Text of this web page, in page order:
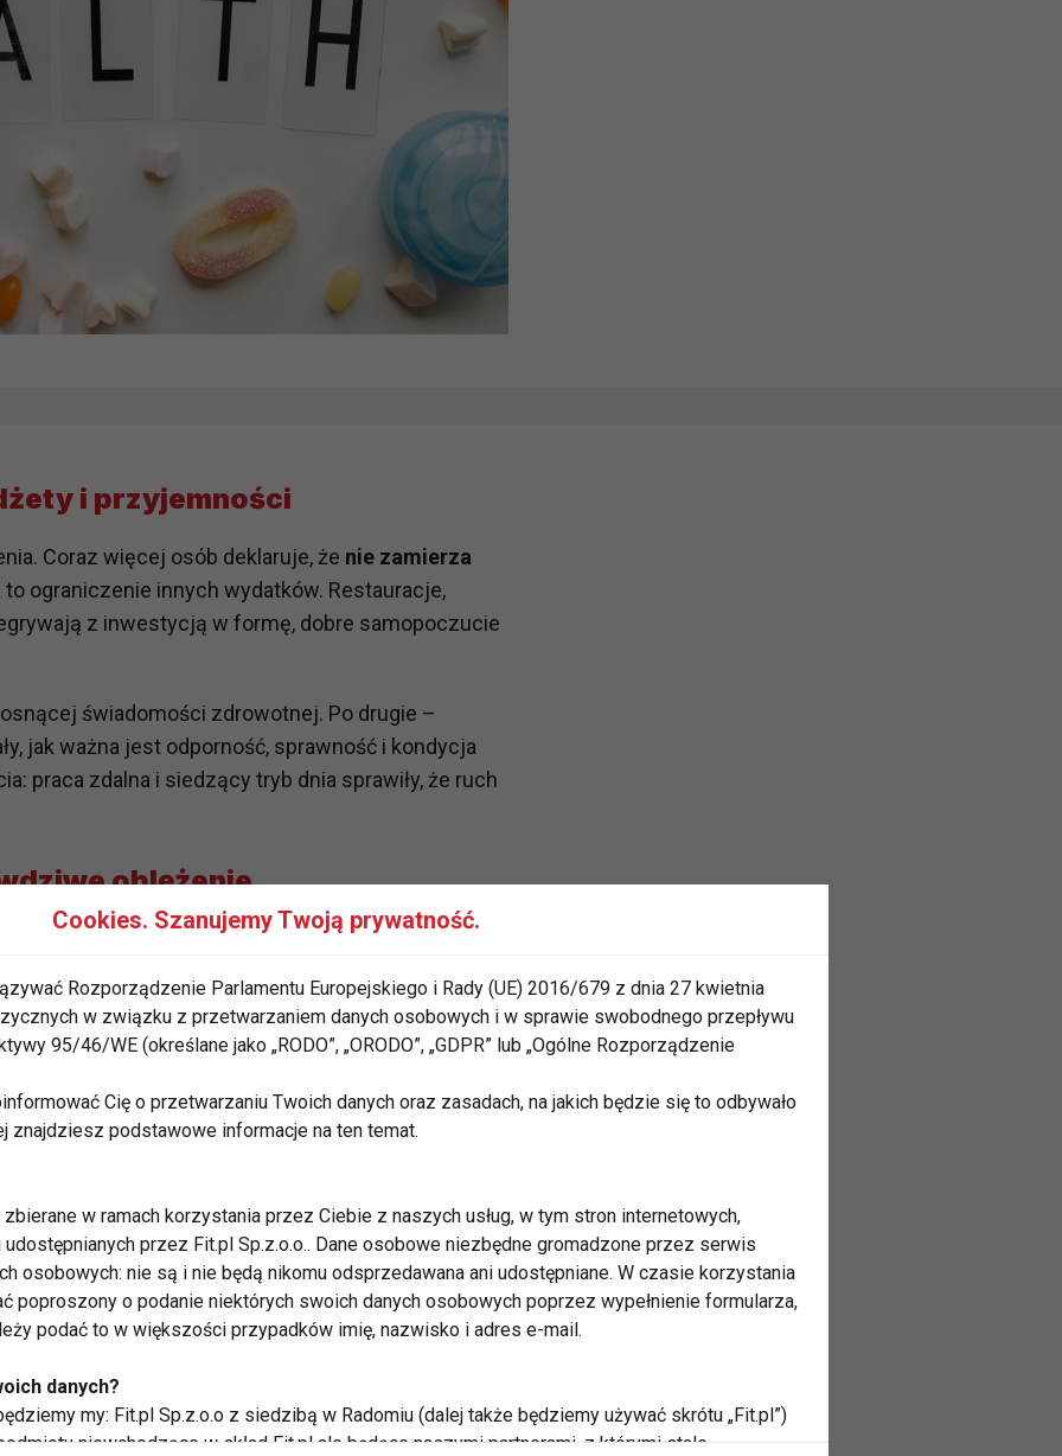
i przyjemności
Coraz więcej osób deklaruje, że nie zamierza
ograniczenie innych wydatków. Restauracje,
z inwestycją w formę, dobre samopoczucie
świadomości zdrowotnej. Po drugie –
jak ważna jest odporność, sprawność i kondycja
praca zdalna i siedzący tryb dnia sprawiły, że ruch
oblężenie
– styczeń to tradycyjnie miesiąc rekordowej
rośnie, grafiki zajęć pękają w szwach, a
Problem w tym, że
entuzjazm często
regularne treningi jeszcze przed końcem
nie przyciągnąć klienta na chwilę, ale
świadomy i wymagający
i hantli. Oczekuje:
życia,
Cookies. Szanujemy Twoją prywatność.
Rozporządzenie Parlamentu Europejskiego i Rady (UE) 2016/679 z dnia 27 kwietnia
w związku z przetwarzaniem danych osobowych i w sprawie swobodnego przepływu
95/46/WE (określane jako „RODO”, „ORODO”, „GDPR” lub „Ogólne Rozporządzenie
Cię o przetwarzaniu Twoich danych oraz zasadach, na jakich będzie się to odbywało
znajdziesz podstawowe informacje na ten temat.
w ramach korzystania przez Ciebie z naszych usług, w tym stron internetowych,
przez Fit.pl Sp.z.o.o.. Dane osobowe niezbędne gromadzone przez serwis
osobowych: nie są i nie będą nikomu odsprzedawana ani udostępniane. W czasie korzystania
poproszony o podanie niektórych swoich danych osobowych poprzez wypełnienie formularza,
podać to w większości przypadków imię, nazwisko i adres e-mail.
danych?
my: Fit.pl Sp.z.o.o z siedzibą w Radomiu (dalej także będziemy używać skrótu „Fit.pl”)
niewchodzące w skład Fit.pl ale będące naszymi partnerami, z którymi stale